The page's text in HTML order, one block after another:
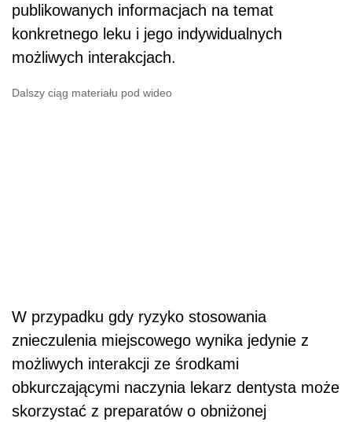
publikowanych informacjach na temat
konkretnego leku i jego indywidualnych
możliwych interakcjach.
Dalszy ciąg materiału pod wideo
W przypadku gdy ryzyko stosowania
znieczulenia miejscowego wynika jedynie z
możliwych interakcji ze środkami
obkurczającymi naczynia lekarz dentysta może
skorzystać z preparatów o obniżonej